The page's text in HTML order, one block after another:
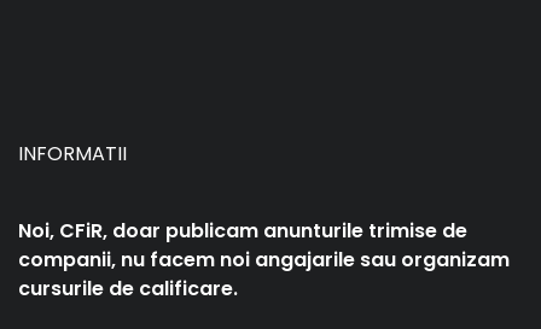
INFORMATII
Noi, CFiR, doar publicam anunturile trimise de
companii, nu facem noi angajarile sau organizam
cursurile de calificare.